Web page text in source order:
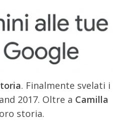
. Finalmente svelati i
2017. Oltre a Camilla
storia.